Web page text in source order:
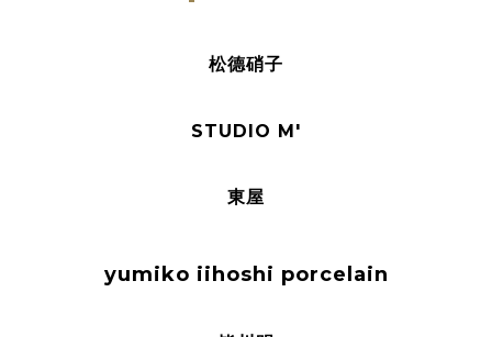
松德硝子
STUDIO M'
東屋
yumiko iihoshi porcelain